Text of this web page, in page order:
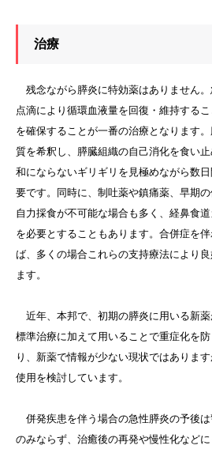
治療
残念ながら膵炎に特効薬はありません
点滴により循環血液量を回復・維持する
を確保することが一番の治療となります
質を希釈し、膵臓組織の自己消化を食い
和にならないギリギリを見極めながら数
要です。同時に、制吐薬や鎮痛薬、早期の
自力採食が不可能な場合も多く、経鼻食
を必要とすることもあります。合併症を
ば、多くの場合これらの支持療法により
ます。
近年、本邦で、初期の膵炎に用いる新
標準治療に加えて用いることで重症化を
り、新薬で情報が少ない現状ではありま
使用を検討しています。
併発疾患を伴う場合の急性膵炎の予後
のみならず、治癒後の再発や慢性化など